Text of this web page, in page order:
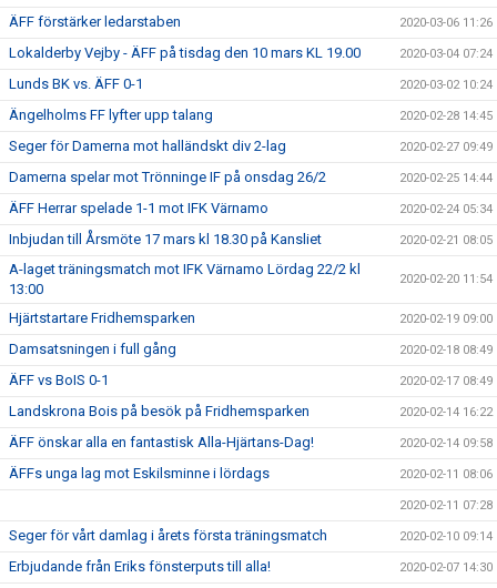
ÄFF förstärker ledarstaben 2020-03-06 11:26
Lokalderby Vejby - ÄFF på tisdag den 10 mars KL 19.00 2020-03-04 07:24
Lunds BK vs. ÄFF 0-1 2020-03-02 10:24
Ängelholms FF lyfter upp talang 2020-02-28 14:45
Seger för Damerna mot halländskt div 2-lag 2020-02-27 09:49
Damerna spelar mot Trönninge IF på onsdag 26/2 2020-02-25 14:44
ÄFF Herrar spelade 1-1 mot IFK Värnamo 2020-02-24 05:34
Inbjudan till Årsmöte 17 mars kl 18.30 på Kansliet 2020-02-21 08:05
A-laget träningsmatch mot IFK Värnamo Lördag 22/2 kl
13:00
2020-02-20 11:54
Hjärtstartare Fridhemsparken 2020-02-19 09:00
Damsatsningen i full gång 2020-02-18 08:49
ÄFF vs BoIS 0-1 2020-02-17 08:49
Landskrona Bois på besök på Fridhemsparken 2020-02-14 16:22
ÄFF önskar alla en fantastisk Alla-Hjärtans-Dag! 2020-02-14 09:58
ÄFFs unga lag mot Eskilsminne i lördags 2020-02-11 08:06
2020-02-11 07:28
Seger för vårt damlag i årets första träningsmatch 2020-02-10 09:14
Erbjudande från Eriks fönsterputs till alla! 2020-02-07 14:30